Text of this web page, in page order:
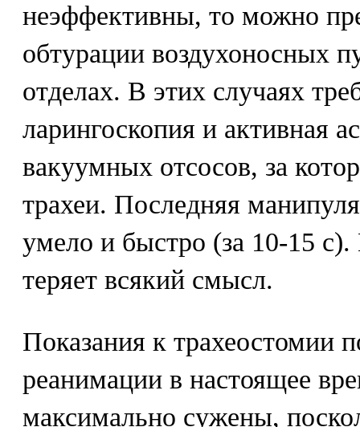
неэффективны, то можно
обтурации воздухоносных
отделах. В этих случаях
ларингоскопия и активная
вакуумных отсосов, за
трахеи. Последняя
умело и быстро (за 10-15
теряет всякий смысл.
Показания к трахеостомии
реанимации в настоящее
максимально сужены,